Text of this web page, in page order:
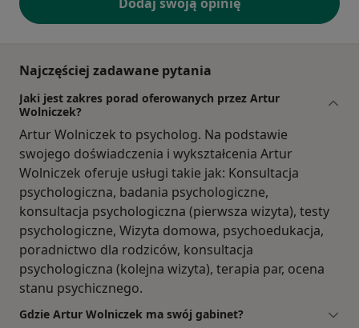
Najczęściej zadawane pytania
Jaki jest zakres porad oferowanych przez Artur
Wolniczek?
Artur Wolniczek to psycholog. Na podstawie
swojego doświadczenia i wykształcenia Artur
Wolniczek oferuje usługi takie jak: Konsultacja
psychologiczna, badania psychologiczne,
konsultacja psychologiczna (pierwsza wizyta), testy
psychologiczne, Wizyta domowa, psychoedukacja,
poradnictwo dla rodziców, konsultacja
psychologiczna (kolejna wizyta), terapia par, ocena
stanu psychicznego.
Gdzie Artur Wolniczek ma swój gabinet?